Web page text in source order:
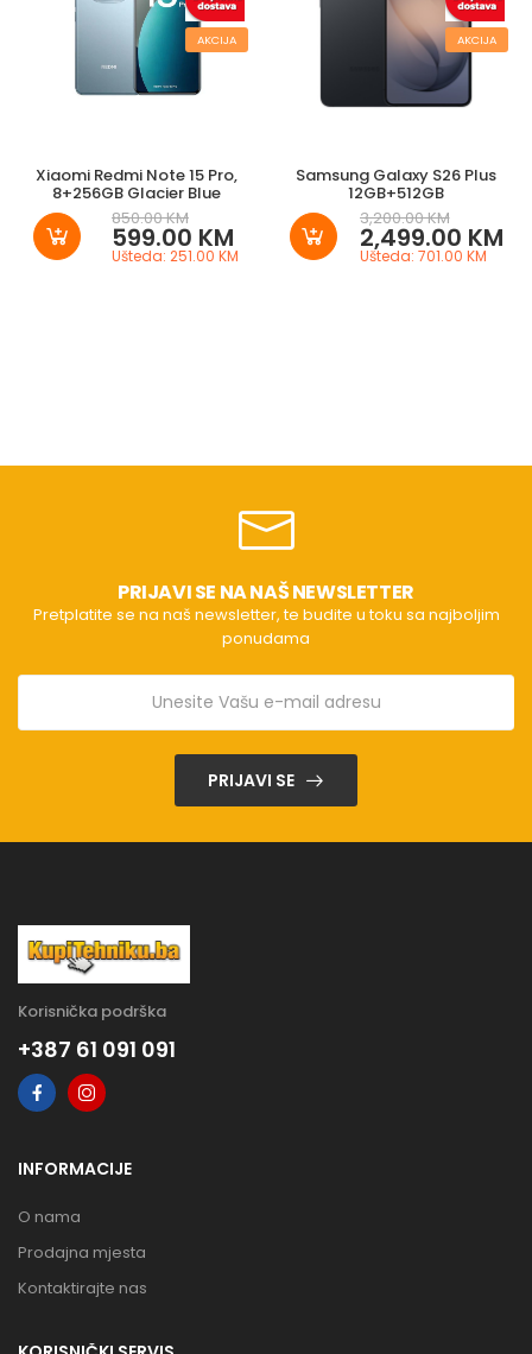
AKCIJA
Xiaomi Redmi Note 15 Pro,
8+256GB Glacier Blue
850.00 KM
599.00 KM
Ušteda: 251.00 KM
AKCIJA
Samsung Galaxy S26 Plus
12GB+512GB
3,200.00 KM
2,499.00 KM
Ušteda: 701.00 KM
PRIJAVI SE NA NAŠ NEWSLETTER
Pretplatite se na naš newsletter, te budite u toku sa najboljim
ponudama
PRIJAVI SE
Korisnička podrška
+387 61 091 091
INFORMACIJE
O nama
Prodajna mjesta
Kontaktirajte nas